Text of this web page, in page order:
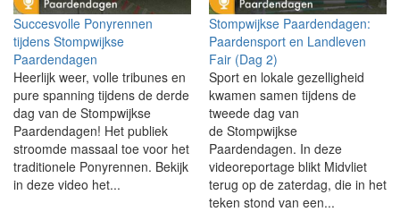
Succesvolle Ponyrennen
tijdens Stompwijkse
Paardendagen
Heerlijk weer, volle tribunes en
pure spanning tijdens de derde
dag van de Stompwijkse
Paardendagen! Het publiek
stroomde massaal toe voor het
traditionele Ponyrennen. Bekijk
in deze video het...
Stompwijkse Paardendagen:
Paardensport en Landleven
Fair (Dag 2)
Sport en lokale gezelligheid
kwamen samen tijdens de
tweede dag van
de Stompwijkse
Paardendagen. In deze
videoreportage blikt Midvliet
terug op de zaterdag, die in het
teken stond van een...